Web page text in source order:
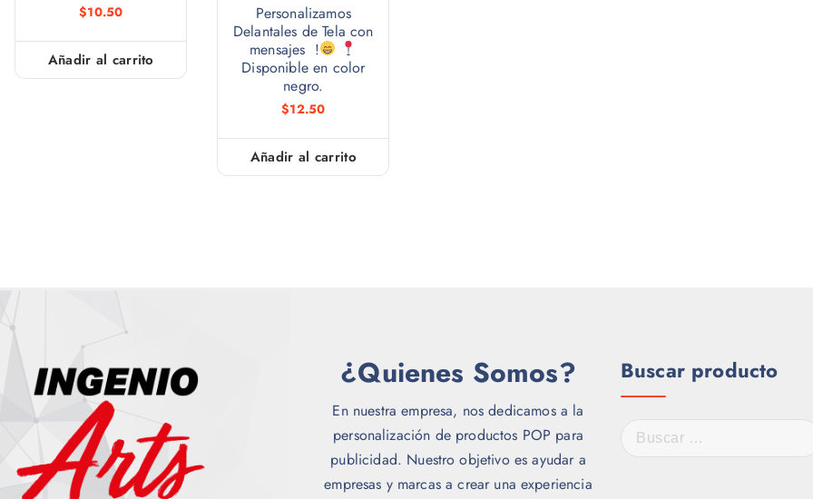
$10.50
Añadir al carrito
Personalizamos
Delantales de Tela con
mensajes !
Disponible en color
negro.
$12.50
Añadir al carrito
¿Quienes Somos?
En nuestra empresa, nos dedicamos a la
personalización de productos POP para
publicidad. Nuestro objetivo es ayudar a
empresas y marcas a crear una experiencia
Buscar producto